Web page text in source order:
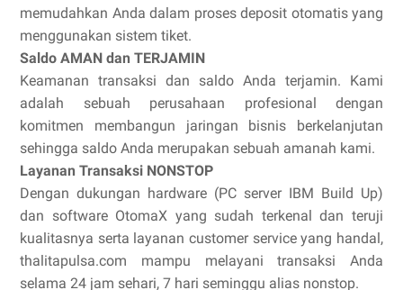
memudahkan Anda dalam proses deposit otomatis yang
menggunakan sistem tiket.
Saldo AMAN dan TERJAMIN
Keamanan transaksi dan saldo Anda terjamin. Kami
adalah sebuah perusahaan profesional dengan
komitmen membangun jaringan bisnis berkelanjutan
sehingga saldo Anda merupakan sebuah amanah kami.
Layanan Transaksi NONSTOP
Dengan dukungan hardware (PC server IBM Build Up)
dan software OtomaX yang sudah terkenal dan teruji
kualitasnya serta layanan customer service yang handal,
thalitapulsa.com mampu melayani transaksi Anda
selama 24 jam sehari, 7 hari seminggu alias nonstop.